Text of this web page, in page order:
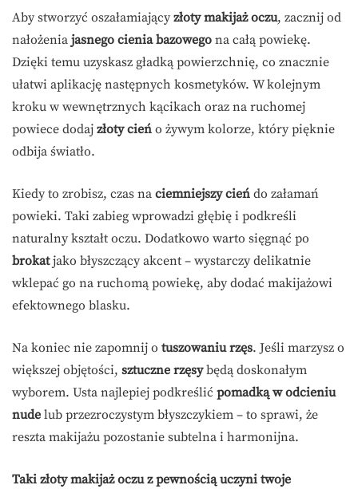
Aby stworzyć oszałamiający złoty makijaż oczu, zacznij od
nałożenia jasnego cienia bazowego na całą powiekę.
Dzięki temu uzyskasz gładką powierzchnię, co znacznie
ułatwi aplikację następnych kosmetyków. W kolejnym
kroku w wewnętrznych kącikach oraz na ruchomej
powiece dodaj złoty cień o żywym kolorze, który pięknie
odbija światło.
Kiedy to zrobisz, czas na ciemniejszy cień do załamań
powieki. Taki zabieg wprowadzi głębię i podkreśli
naturalny kształt oczu. Dodatkowo warto sięgnąć po
brokatjako błyszczący akcent – wystarczy delikatnie
wklepać go na ruchomą powiekę, aby dodać makijażowi
efektownego blasku.
Na koniec nie zapomnij o tuszowaniu rzęs. Jeśli marzysz o
większej objętości, sztuczne rzęsybędą doskonałym
wyborem. Usta najlepiej podkreślić pomadką w odcieniu
nude lub przezroczystym błyszczykiem – to sprawi, że
reszta makijażu pozostanie subtelna i harmonijna.
Taki złoty makijaż oczu z pewnością uczyni twoje